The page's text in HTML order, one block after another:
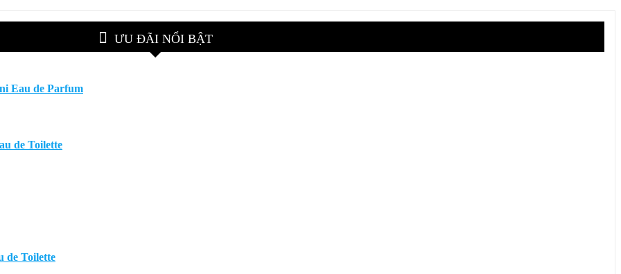
ƯU ĐÃI NỔI BẬT
Eau de Parfum
de Toilette
de Toilette